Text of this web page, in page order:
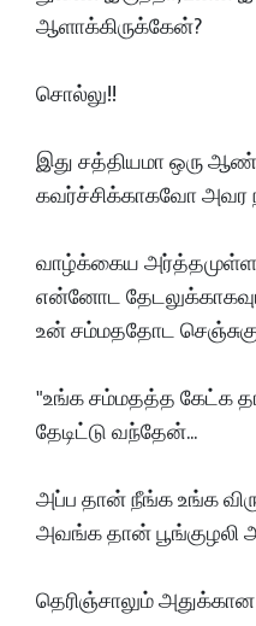
ஆளாக்கிருக்கேன்?
சொல்லு!!
இது சத்தியமா ஒரு
கவர்ச்சிக்காகவோ
வாழ்க்கைய
என்னோட
உன் சம்மததோட
"உங்க சம்மதத்த கேட்க
தேடிட்டு வந்தேன்...
அப்ப தான் நீங்க உங்க
அவங்க தான் பூங்குழலி
தெரிஞ்சாலும்